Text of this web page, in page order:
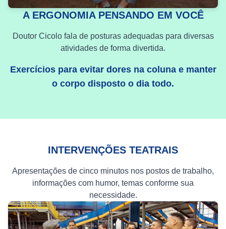
A ERGONOMIA PENSANDO EM VOCÊ
Doutor Cicolo fala de posturas adequadas para diversas
atividades de forma divertida.
Exercícios para evitar dores na coluna e manter
o corpo disposto o dia todo.
INTERVENÇÕES TEATRAIS
Apresentações de cinco minutos nos postos de trabalho,
informações com humor, temas conforme sua
necessidade.